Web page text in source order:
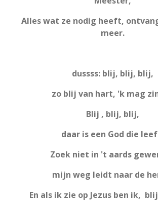
Alles wat ze nodig heeft,
meer.
dussss: blij, blij, blij,
zo blij van hart, 'k mag
Blij , blij, blij,
daar is een God die
Zoek niet in 't aards
mijn weg leidt naar de
En als ik zie op Jezus ben ik,